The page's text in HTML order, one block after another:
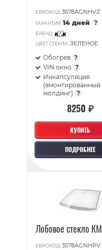
КУПИТЬ
ПОДРОБНЕЕ
ЕВРОКОД:3578AGNHVZ
ГАРАНТИЯ:14 дней ?
БРЕНД:
ЦВЕТ СТЕКЛА:ЗЕЛЕНОЕ
Обогрев ?
VIN окно ?
Инкапсуляция
(вмонтированный
молдинг) ?
8250 ₽
Лобовое стекло
ЕВРОКОД:3578AGNHPV